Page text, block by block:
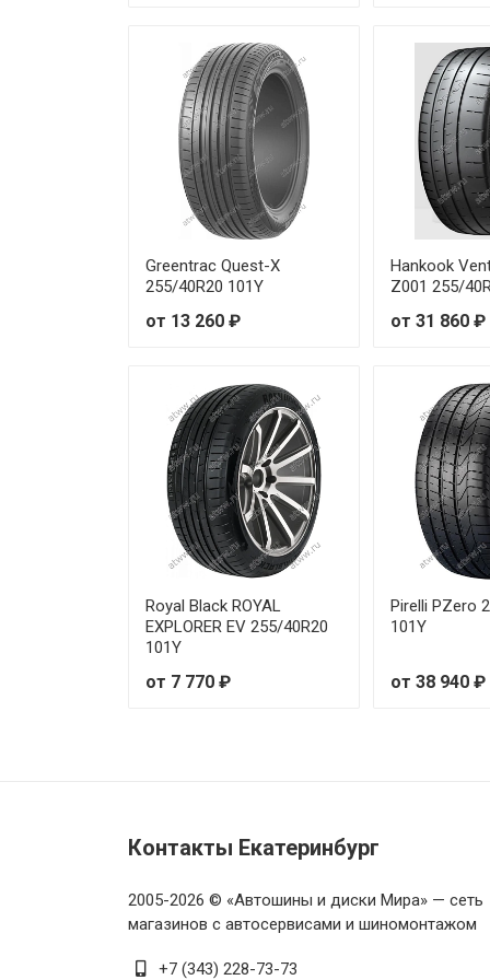
Yokohama Advan V105 245/
Yokohama Advan V105 245/
Yokohama Advan V105 245/
Yokohama Advan V105 245/
Yokohama Advan V105 245/
Yokohama Advan V105 255/
Yokohama Advan V105 255/
Yokohama Advan V105 255/
Yokohama Advan V105 255/
Yokohama Advan V105 255/
Yokohama Advan V105 255/
Yokohama Advan V105 255/
Yokohama Advan V105 265/
Greentrac Quest-X
255/40R20 101Y
от 13 260 ₽
Hankook
Z001 255/
от 31 860 ₽
Royal Black ROYAL
EXPLORER EV 255/40R20
101Y
от 7 770 ₽
Pirelli PZero
101Y
от 38 940 ₽
Контакты Екатеринбург
2005-2026 © «Автошины и диски Мира» — сеть
магазинов с автосервисами и шиномонтажом
+7 (343) 228-73-73